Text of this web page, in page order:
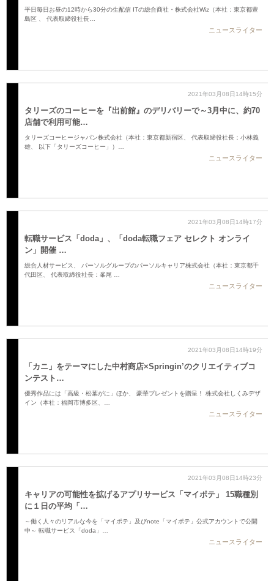
平日毎日お昼の12時から30分の生配信 ITの総合商社・株式会社Wiz（本社：東京都豊
島区 、 代表取締役社長…
ニュースライター
2021年03月08日14時15分
タリーズのコーヒーを『出前館』のデリバリーで～3月中に、約70
店舗で利用可能…
タリーズコーヒージャパン株式会社（本社：東京都新宿区、 代表取締役社長：小林義
雄、 以下「タリーズコーヒー」）…
ニュースライター
2021年03月08日14時17分
転職サービス「doda」、「doda転職フェア セレクト オンライ
ン」開催 …
総合人材サービス、 パーソルグループのパーソルキャリア株式会社（本社：東京都千
代田区、 代表取締役社長：峯尾 …
ニュースライター
2021年03月08日14時19分
「カニ」をテーマにした中村商店×Springin’のクリエイティブコ
ンテスト…
優秀作品には「高級・松葉がに」ほか、 豪華プレゼントを贈呈！ 株式会社しくみデザ
イン（本社：福岡市博多区、…
ニュースライター
2021年03月08日14時23分
キャリアの可能性を拡げるアプリサービス「マイポテ」 15職種別
に１日の平均「…
～働く人々のリアルな今を「マイポテ」及びnote「マイポテ」公式アカウントで公開
中～ 転職サービス「doda」…
ニュースライター